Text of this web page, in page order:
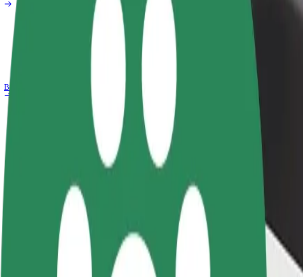
Bolt Plus
Devenir partenaire chauffeur
Générez des revenus selon
vos conditions
Livrez des repas et générez des revenus
Atteignez plus de
Comment se rendre de Galeria Warmińska à Olsztyn Główny
À la recherche du meilleur trajet entre Galeria Warmińska et Olsztyn Główny ? Explorez nos